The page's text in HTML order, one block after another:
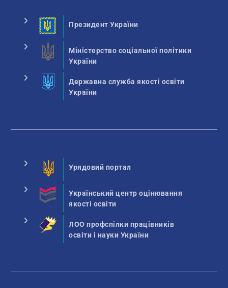
Президент України
Міністерство соціальної політики
України
Державна служба якості освіти
України
Урядовий портал
Український центр оцінювання
якості освіти
ЛОО профспілки працівників
освіти і науки України